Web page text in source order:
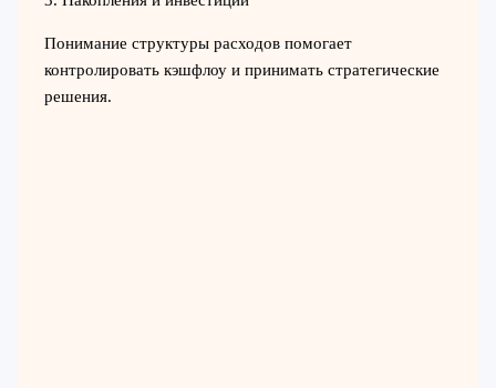
Понимание структуры расходов помогает
контролировать кэшфлоу и принимать стратегические
решения.